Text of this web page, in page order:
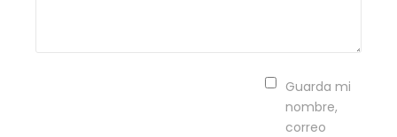
Guarda mi
nombre,
correo